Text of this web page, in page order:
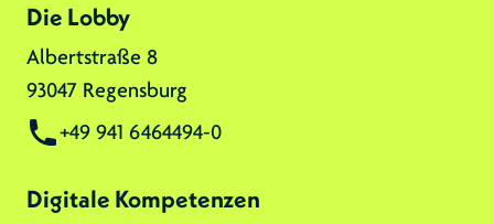
Die Lobby
Albertstraße 8
93047 Regensburg
+49 941 6464494-0
Digitale Kompetenzen